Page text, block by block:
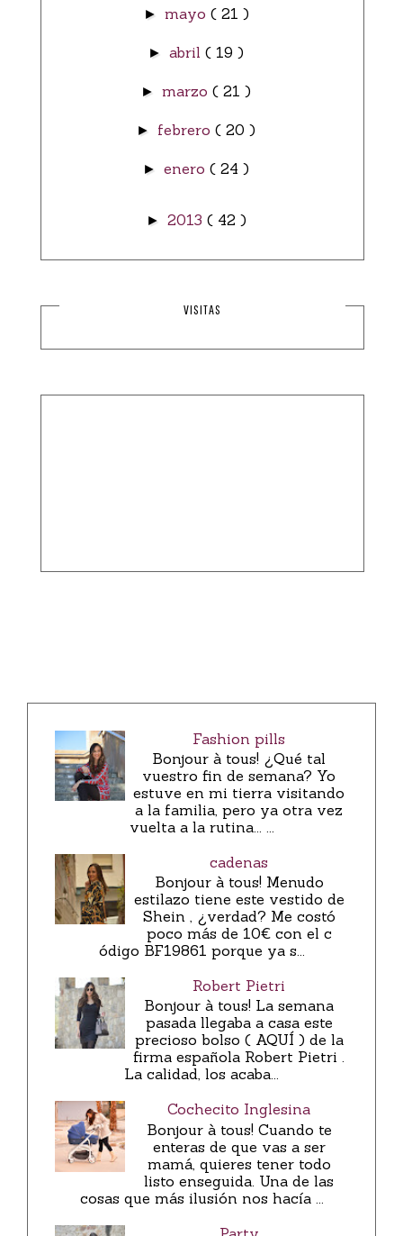
► mayo ( 21 )
► abril ( 19 )
► marzo ( 21 )
► febrero ( 20 )
► enero ( 24 )
► 2013 ( 42 )
VISITAS
Fashion pills
Bonjour à tous! ¿Qué tal
vuestro fin de semana? Yo
estuve en mi tierra visitando
a la familia, pero ya otra vez
vuelta a la rutina... ...
cadenas
Bonjour à tous! Menudo
estilazo tiene este vestido de
Shein , ¿verdad? Me costó
poco más de 10€ con el c
ódigo BF19861 porque ya s...
Robert Pietri
Bonjour à tous! La semana
pasada llegaba a casa este
precioso bolso ( AQUÍ ) de la
firma española Robert Pietri .
La calidad, los acaba...
Cochecito Inglesina
Bonjour à tous! Cuando te
enteras de que vas a ser
mamá, quieres tener todo
listo enseguida. Una de las
cosas que más ilusión nos hacía ...